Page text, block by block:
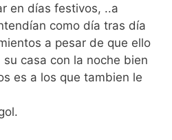
en días festivos, ..a
como día tras día
a pesar de que ello
casa con la noche bien
es a los que tambien le